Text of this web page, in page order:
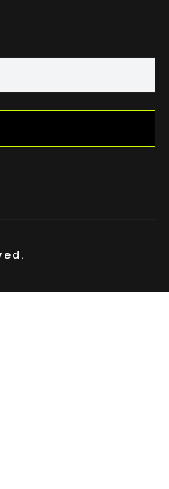
Biotin
100 %